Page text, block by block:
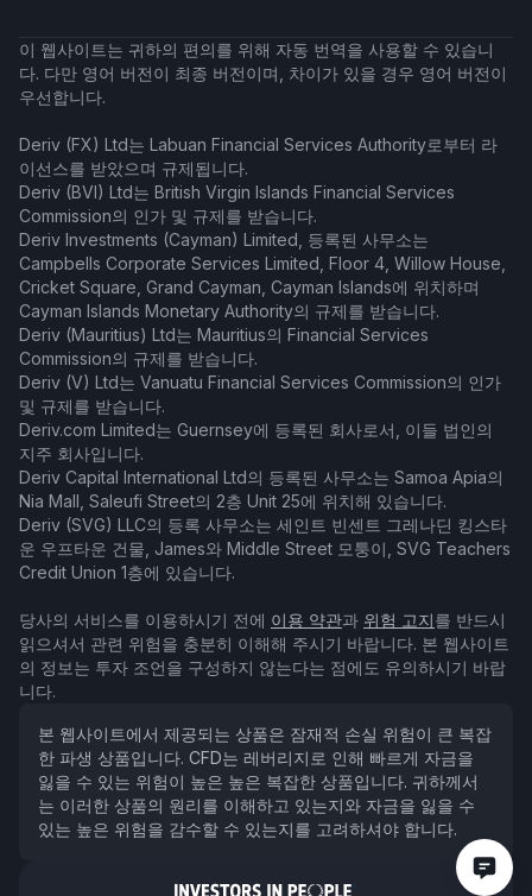
이 웹사이트는 귀하의 편의를 위해 자동 번역을 사용할 수 있습니
다. 다만 영어 버전이 최종 버전이며, 차이가 있을 경우 영어 버전이
우선합니다.
Deriv (FX) Ltd는 Labuan Financial Services Authority로부터 라
이선스를 받았으며 규제됩니다.
Deriv (BVI) Ltd는 British Virgin Islands Financial Services
Commission의 인가 및 규제를 받습니다.
Deriv Investments (Cayman) Limited, 등록된 사무소는
Campbells Corporate Services Limited, Floor 4, Willow House,
Cricket Square, Grand Cayman, Cayman Islands에 위치하며
Cayman Islands Monetary Authority의 규제를 받습니다.
Deriv (Mauritius) Ltd는 Mauritius의 Financial Services
Commission의 규제를 받습니다.
Deriv (V) Ltd는 Vanuatu Financial Services Commission의 인가
및 규제를 받습니다.
Deriv.com Limited는 Guernsey에 등록된 회사로서, 이들 법인의
지주 회사입니다.
Deriv Capital International Ltd의 등록된 사무소는 Samoa Apia의
Nia Mall, Saleufi Street의 2층 Unit 25에 위치해 있습니다.
Deriv (SVG) LLC의 등록 사무소는 세인트 빈센트 그레나딘 킹스타
운 우프타운 건물, James와 Middle Street 모퉁이, SVG Teachers
Credit Union 1층에 있습니다.
당사의 서비스를 이용하시기 전에 이용 약관과 위험 고지를 반드시
읽으셔서 관련 위험을 충분히 이해해 주시기 바랍니다. 본 웹사이트
의 정보는 투자 조언을 구성하지 않는다는 점에도 유의하시기 바랍
니다.
본 웹사이트에서 제공되는 상품은 잠재적 손실 위험이 큰 복잡
한 파생 상품입니다. CFD는 레버리지로 인해 빠르게 자금을
잃을 수 있는 위험이 높은 높은 복잡한 상품입니다. 귀하께서
는 이러한 상품의 원리를 이해하고 있는지와 자금을 잃을 수
있는 높은 위험을 감수할 수 있는지를 고려하셔야 합니다.